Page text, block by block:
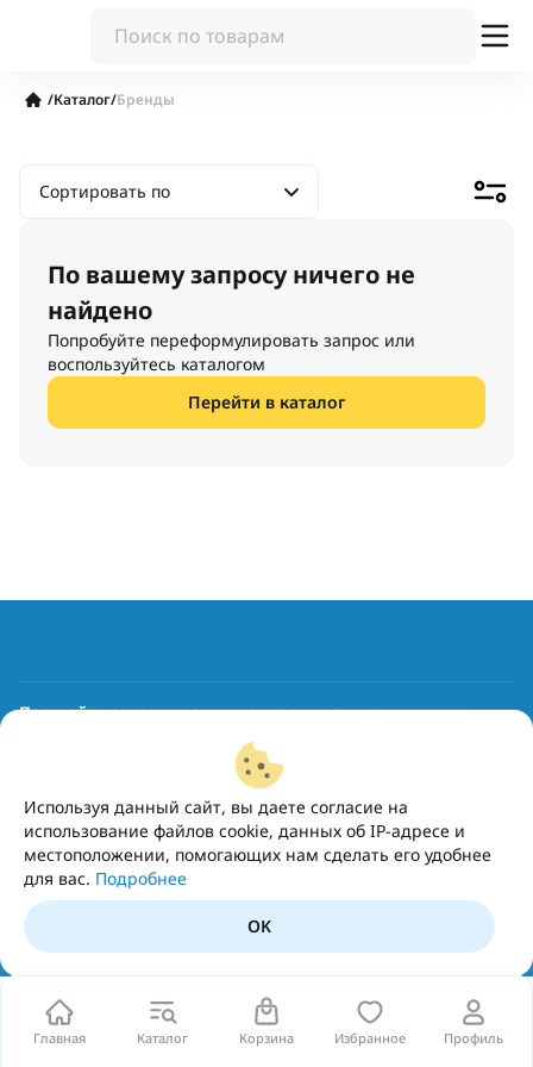
Главная Каталог Корзина Избранное Профиль
/Каталог/Бренды
Сортировать по
По вашему запросу ничего не
найдено
Попробуйте переформулировать запрос или
воспользуйтесь каталогом
Перейти в каталог
Используя данный сайт, вы даете согласие на
использование файлов cookie, данных об IP-адресе и
местоположении, помогающих нам сделать его удобнее
для вас. Подробнее
OK
Получайте рекомендации и выгодные предложения на
Подписаться